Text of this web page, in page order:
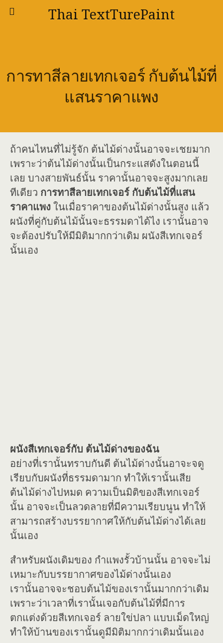
Thai TextTurePaint
การทาสีลายเทกเจอร์ กับต้นไม้ที่
แสนราคาแพง
ถ้าคนไหนที่ไม่รู้จัก ต้นไม้ด่างนั้นอาจจะเชยมาก
เพราะว่าต้นไม้ด่างนั้นเป็นกระแสดังในตอนนี้
เลย บางสายพันธ์นั้น ราคานั้นอาจจะสูงมากเลย
ทีเดียว การทาสีลายเทกเจอร์ กับต้นไม้ที่แสน
ราคาแพง ในเมื่อราคาของต้นไม้ด่างนั้นสูง แล้ว
ผนังที่คู่กับต้นไม้นั้นจะธรรมดาได้ไง เรานั้นอาจ
จะต้องปรับให้มีมิติมากกว่าเดิม ผนังสีเทกเจอร์
นั้นเอง
ผนังสีเทกเจอร์กับ ต้นไม้ด่างของฉัน
อย่างที่เรานั้นทราบกันดี ต้นไม้ด่างนั้นอาจะจดู
เรียบกับผนังที่ธรรมดามาก ทำให้เรานั้นเสีย
ต้นไม้ด่างไปหมด ความเป็นมิติของสีเทกเจอร์
นั้น อาจจะเป็นลวดลายที่มีความเรียบนูน ทำให้
สามารถสร้างบรรยากาศให้กับต้นไม้ด่างได้เลย
นั้นเอง
สำหรับผนังเดิมของ กำแพงรั้วบ้านนั้น อาจจะไม่
เหมาะกับบรรยากาศของไม้ด่างนั้นเอง
เรานั้นอาจจะชอบต้นไม้ของเรานั้นมากกว่าเดิม
เพราะว่าเวลาที่เรานั้นเจอกับต้นไม้ที่มีการ
ตกแต่งด้วยสีเทกเจอร์ ลายใข่ปลา แบบเม็ดใหญ่
ทำให้บ้านของเรานั้นดูมีมิติมากกว่าเดิมนั้นเอง